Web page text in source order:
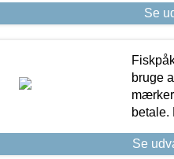
Se
bruge
betale.
Se